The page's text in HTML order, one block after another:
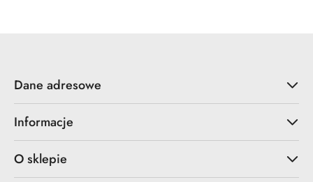
Dane adresowe
Informacje
O sklepie